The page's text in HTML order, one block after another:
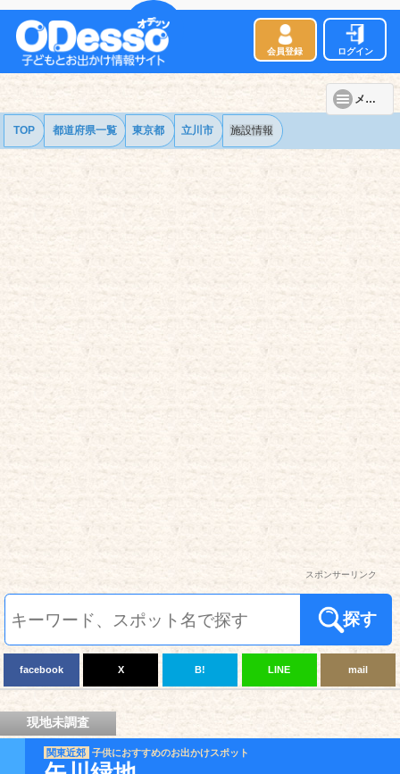
会員登録 ログイン
メニュー
TOP 都道府県一覧 東京都 立川市 施設情報
スポンサーリンク
探す
facebook X B! LINE mail
現地未調査
関東近郊 子供におすすめのお出かけスポット